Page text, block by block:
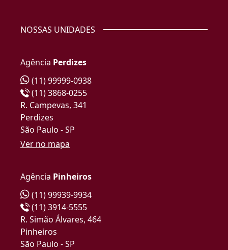
NOSSAS UNIDADES
Agência Perdizes
(11) 99999-0938
(11) 3868-0255
R. Campevas, 341
Perdizes
São Paulo - SP
Ver no mapa
Agência Pinheiros
(11) 99939-9934
(11) 3914-5555
R. Simão Álvares, 464
Pinheiros
São Paulo - SP